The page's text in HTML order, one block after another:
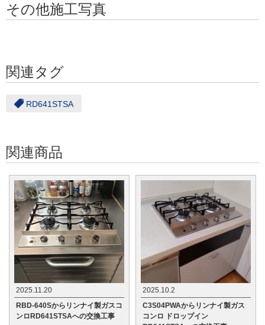
その他施工写真
関連タグ
RD641STSA
関連商品
2025.11.20
RBD-640Sからリンナイ製ガスコ
ンロRD641STSAへの交換工事
2025.10.2
C3S04PWAからリンナイ製ガス
コンロ ドロップイン